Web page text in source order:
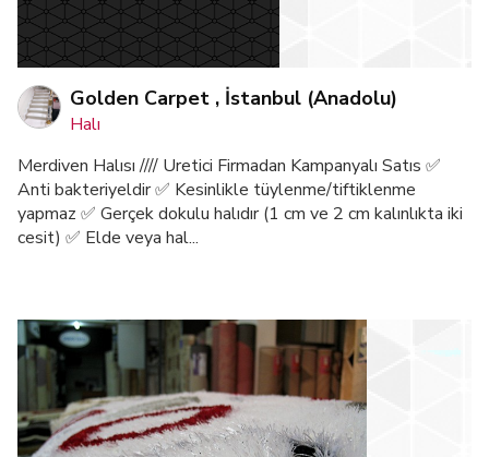
Golden Carpet , İstanbul (Anadolu)
Halı
Merdiven Halısı //// Uretici Firmadan Kampanyalı Satıs ✅
Anti bakteriyeldir ✅ Kesinlikle tüylenme/tiftiklenme
yapmaz ✅ Gerçek dokulu halıdır (1 cm ve 2 cm kalınlıkta iki
cesit) ✅ Elde veya hal...